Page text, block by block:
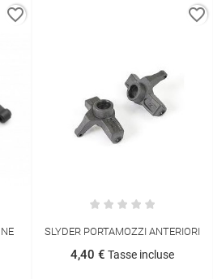
favorite_border
SLYDER PORTAMOZZI ANTERIORI
4,40 € Tasse incluse
favorite_border